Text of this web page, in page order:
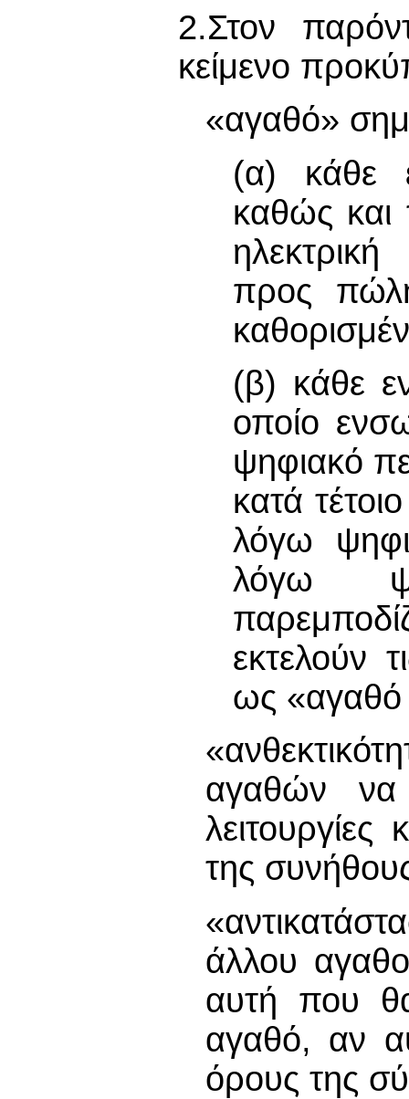
2.Στον
κείμενο
«αγαθό»
(α) κάθε
καθώς και
προς
(β) κάθε
οποίο
ψηφιακό
κατά
λόγω
λόγω
εκτελούν
ως «αγαθό
αγαθών να
λειτουργίες
της
άλλου
αυτή που
αγαθό, αν
όρους της